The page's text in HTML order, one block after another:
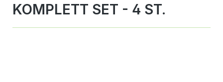
OMPLETT SET - 4 ST.